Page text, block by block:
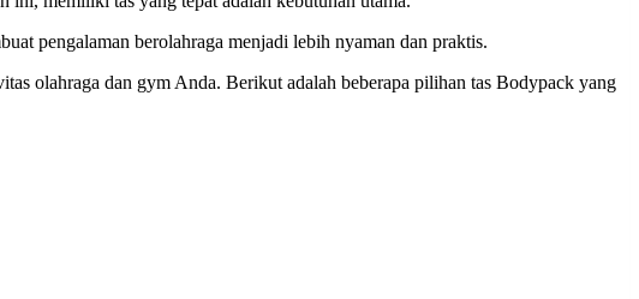
pengalaman berolahraga menjadi lebih nyaman dan praktis.
olahraga dan gym Anda. Berikut adalah beberapa pilihan tas Bodypack yang